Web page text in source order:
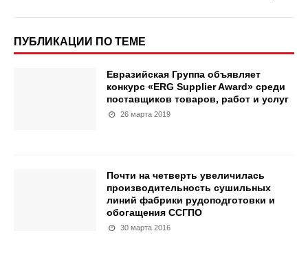
ПУБЛИКАЦИИ ПО ТЕМЕ
Евразийская Группа объявляет
конкурс «ERG Supplier Award» среди
поставщиков товаров, работ и услуг
26 марта 2019
Почти на четверть увеличилась
производительность сушильных
линий фабрики рудоподготовки и
обогащения ССГПО
30 марта 2016